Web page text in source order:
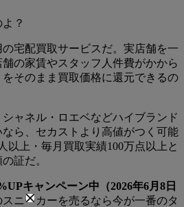
？
宅配買取サービスだ。実店舗を一
の家賃やスタッフ人件費がかから
そのまま買取価格に還元できるの
ャネル・ロエベなどハイブランド
ら、セカストより高値がつく可能
以上・毎月買取実績100万点以上と
証だ。
キャンペーン中（2026年6月8日
ニーカーを売るなら今が一番のタ